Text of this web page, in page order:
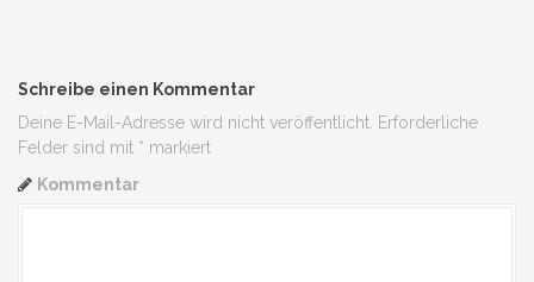
Schreibe einen Kommentar
Deine E-Mail-Adresse wird nicht veröffentlicht. Erforderliche
Felder sind mit * markiert
Kommentar